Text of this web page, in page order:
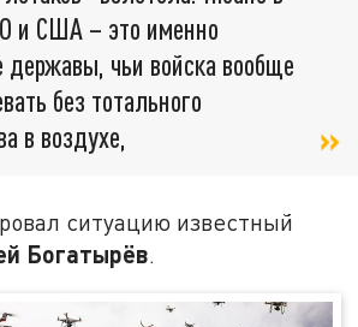
и США – это именно
державы, чьи войска вообще
без тотального
в воздухе,
ситуацию известный
Богатырёв.